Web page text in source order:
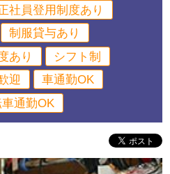
社員登用制度あり
制服貸与あり
あり
シフト制
迎
車通勤OK
車通勤OK